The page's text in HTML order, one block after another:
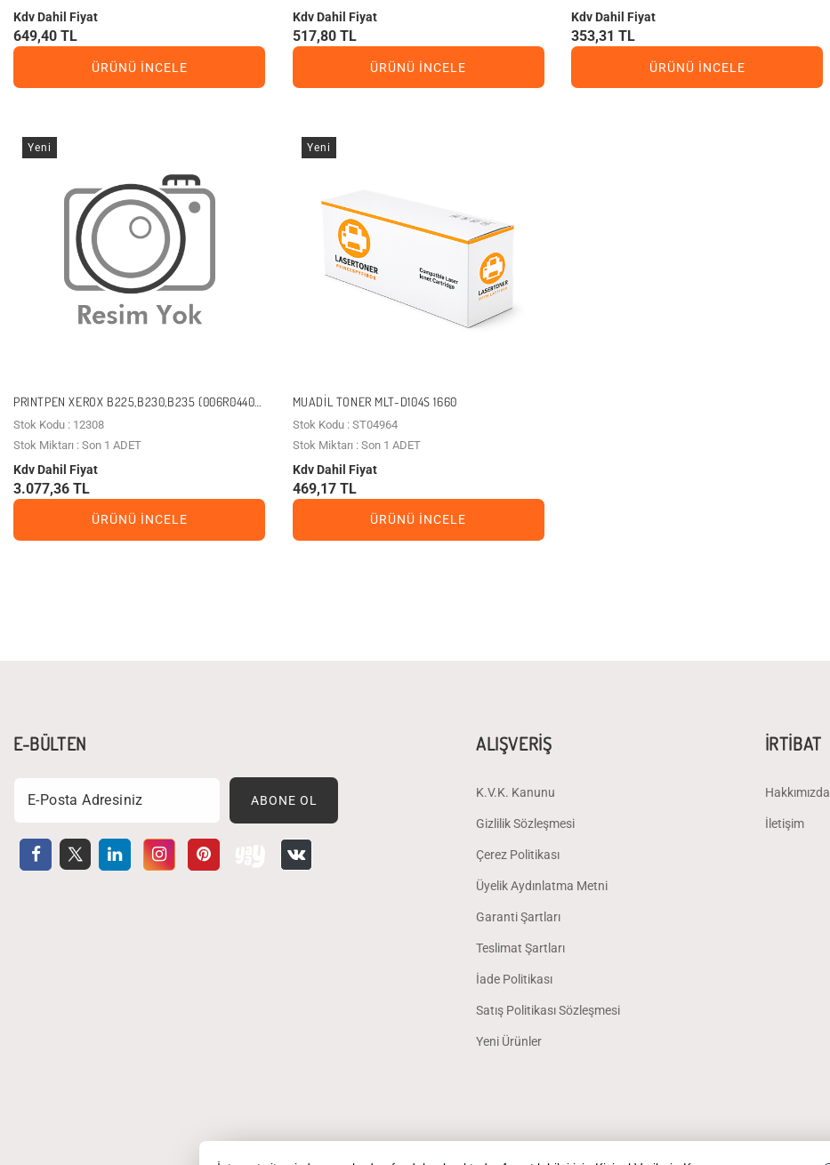
Kdv Dahil Fiyat
649,40 TL
ÜRÜNÜ İNCELE
Kdv Dahil Fiyat
517,80 TL
ÜRÜNÜ İNCELE
Kdv Dahil Fiyat
353,31 TL
ÜRÜNÜ İNCELE
Yeni
PRINTPEN XEROX B225,B230,B235 (006R04404)
(6K) SIYAH TONER
Stok Kodu : 12308
Stok Miktarı : Son 1 ADET
Kdv Dahil Fiyat
3.077,36 TL
ÜRÜNÜ İNCELE
Yeni
MUADİL TONER MLT-D104S 1660
Stok Kodu : ST04964
Stok Miktarı : Son 1 ADET
Kdv Dahil Fiyat
469,17 TL
ÜRÜNÜ İNCELE
E-BÜLTEN
Email ABONE OL
ALIŞVERİŞ
K.V.K. Kanunu
Gizlilik Sözleşmesi
Çerez Politikası
Üyelik Aydınlatma Metni
Garanti Şartları
Teslimat Şartları
İade Politikası
Satış Politikası Sözleşmesi
Yeni Ürünler
İRTİBAT
Hakkımızda
İletişim